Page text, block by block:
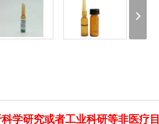
学研究或者工业科研等非医疗